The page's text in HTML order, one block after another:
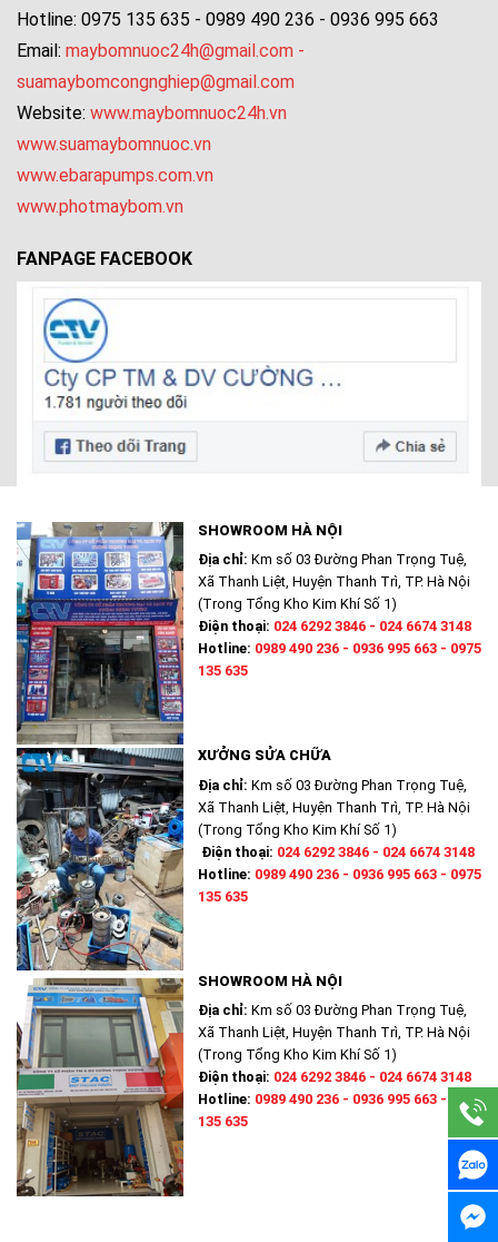
Hotline: 0975 135 635 - 0989 490 236 - 0936 995 663
Email: maybomnuoc24h@gmail.com -
suamaybomcongnghiep@gmail.com
Website: www.maybomnuoc24h.vn
www.suamaybomnuoc.vn
www.ebarapumps.com.vn
www.photmaybom.vn
FANPAGE FACEBOOK
SHOWROOM HÀ NỘI
Địa chỉ: Km số 03 Đường Phan Trọng Tuệ,
Xã Thanh Liệt, Huyện Thanh Trì, TP. Hà Nội
(Trong Tổng Kho Kim Khí Số 1)
Điện thoại: 024 6292 3846 - 024 6674 3148
Hotline: 0989 490 236 - 0936 995 663 - 0975
135 635
XƯỞNG SỬA CHỮA
Địa chỉ: Km số 03 Đường Phan Trọng Tuệ,
Xã Thanh Liệt, Huyện Thanh Trì, TP. Hà Nội
(Trong Tổng Kho Kim Khí Số 1)
Điện thoại: 024 6292 3846 - 024 6674 3148
Hotline: 0989 490 236 - 0936 995 663 - 0975
135 635
SHOWROOM HÀ NỘI
Địa chỉ: Km số 03 Đường Phan Trọng Tuệ,
Xã Thanh Liệt, Huyện Thanh Trì, TP. Hà Nội
(Trong Tổng Kho Kim Khí Số 1)
Điện thoại: 024 6292 3846 - 024 6674 3148
Hotline: 0989 490 236 - 0936 995 663 - 0975
135 635